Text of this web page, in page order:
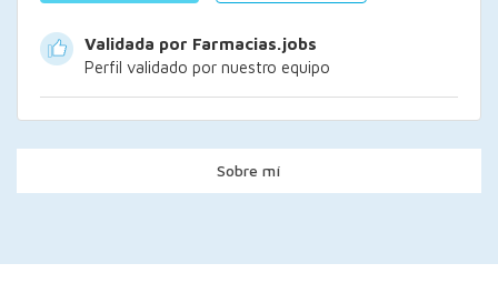
Validada por Farmacias.jobs
Perfil validado por nuestro equipo
Sobre mí